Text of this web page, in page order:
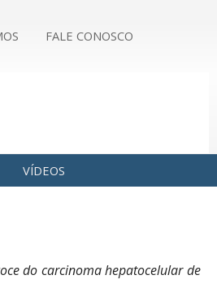
FALE CONOSCO
VÍDEOS
do carcinoma hepatocelular de